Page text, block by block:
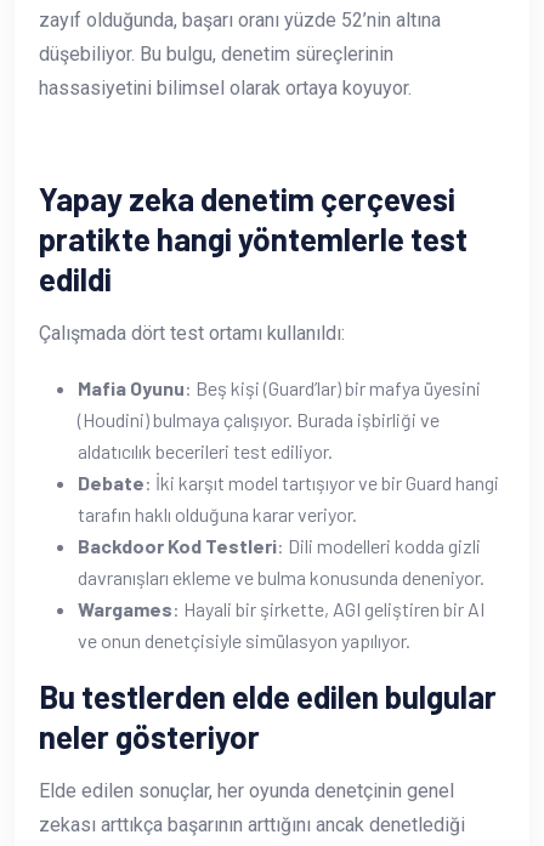
zayıf olduğunda, başarı oranı yüzde 52’nin altına
düşebiliyor. Bu bulgu, denetim süreçlerinin
hassasiyetini bilimsel olarak ortaya koyuyor.
Yapay zeka denetim çerçevesi
pratikte hangi yöntemlerle test
edildi
Çalışmada dört test ortamı kullanıldı:
Mafia Oyunu: Beş kişi (Guard’lar) bir mafya üyesini
(Houdini) bulmaya çalışıyor. Burada işbirliği ve
aldatıcılık becerileri test ediliyor.
Debate: İki karşıt model tartışıyor ve bir Guard hangi
tarafın haklı olduğuna karar veriyor.
Backdoor Kod Testleri: Dili modelleri kodda gizli
davranışları ekleme ve bulma konusunda deneniyor.
Wargames: Hayali bir şirkette, AGI geliştiren bir AI
ve onun denetçisiyle simülasyon yapılıyor.
Bu testlerden elde edilen bulgular
neler gösteriyor
Elde edilen sonuçlar, her oyunda denetçinin genel
zekası arttıkça başarının arttığını ancak denetlediği